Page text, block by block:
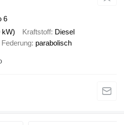
6
kW) Kraftstoff Diesel
Federung parabolisch